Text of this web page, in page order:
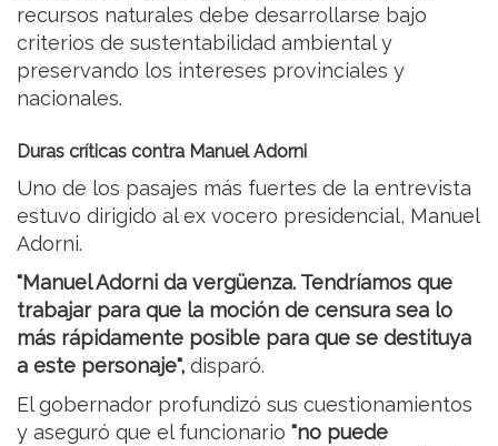
recursos naturales debe desarrollarse bajo
criterios de sustentabilidad ambiental y
preservando los intereses provinciales y
nacionales.
Duras críticas contra Manuel Adorni
Uno de los pasajes más fuertes de la entrevista
estuvo dirigido al ex vocero presidencial, Manuel
Adorni.
"Manuel Adorni da vergüenza. Tendríamos que
trabajar para que la moción de censura sea lo
más rápidamente posible para que se destituya
a este personaje", disparó.
El gobernador profundizó sus cuestionamientos
y aseguró que el funcionario "no puede